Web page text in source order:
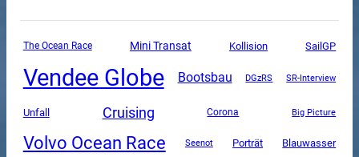
The Ocean Race Mini Transat Kollision SailGP
Vendee Globe Bootsbau DGzRS SR-Interview
Unfall Cruising Corona Big Picture
Volvo Ocean Race Seenot Porträt Blauwasser